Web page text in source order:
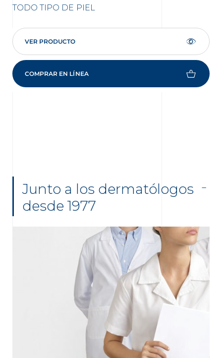
TODO TIPO DE PIEL
VER PRODUCTO
COMPRAR EN LÍNEA
Junto a los dermatólogos
desde 1977